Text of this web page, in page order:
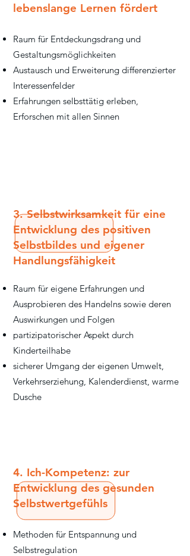
lebenslange Lernen fördert
Raum für Entdeckungsdrang und
Gestaltungsmöglichkeiten
Austausch und Erweiterung differenzierter
Interessenfelder
Erfahrungen selbsttätig erleben,
Erforschen mit allen Sinnen
3. Selbstwirksamkeit für eine
Entwicklung des positiven
Selbstbildes und eigener
Handlungsfähigkeit
Raum für eigene Erfahrungen und
Ausprobieren des Handelns sowie deren
Auswirkungen und Folgen
partizipatorischer Aspekt durch
Kinderteilhabe
sicherer Umgang der eigenen Umwelt,
Verkehrserziehung, Kalenderdienst, warme
Dusche
4. Ich-Kompetenz: zur
Entwicklung des gesunden
Selbstwertgefühls
Methoden für Entspannung und
Selbstregulation